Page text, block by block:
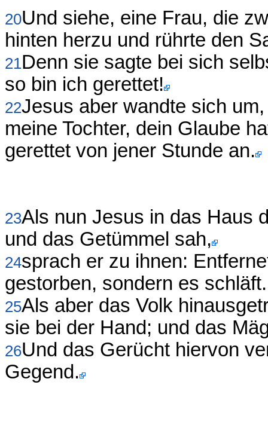
20Und siehe, eine Frau, die
hinten herzu und rührte den
21Denn sie sagte bei sich
so bin ich gerettet!
22Jesus aber wandte sich
meine Tochter, dein Glaube
gerettet von jener Stunde an.
23Als nun Jesus in das Haus
und das Getümmel sah,
24sprach er zu ihnen:
gestorben, sondern es
25Als aber das Volk
sie bei der Hand; und das
26Und das Gerücht hiervon
Gegend.